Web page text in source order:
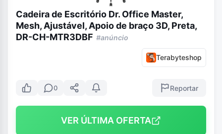
Cadeira de Escritório Dr. Office Master,
Mesh, Ajustável, Apoio de braço 3D, Preta,
DR-CH-MTR3DBF #anúncio
Terabyteshop
0 Reportar
VER ÚLTIMA OFERTA